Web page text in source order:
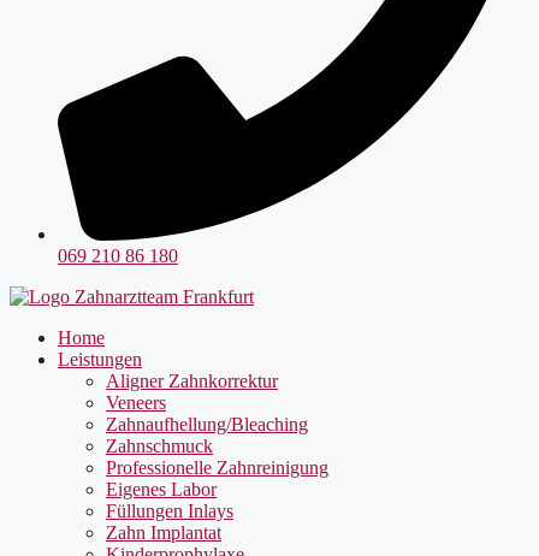
069 210 86 180
Home
Leistungen
Aligner Zahnkorrektur
Veneers
Zahnaufhellung/Bleaching
Zahnschmuck
Professionelle Zahnreinigung
Eigenes Labor
Füllungen Inlays
Zahn Implantat